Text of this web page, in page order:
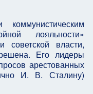
лояльности»
советской власти,
Его лидеры
арестованных
И. В. Сталину)